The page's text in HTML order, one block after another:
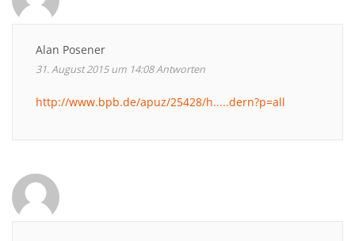
Alan Posener
31. August 2015 um 14:08Antworten
http://www.bpb.de/apuz/25428/h.....dern?p=all